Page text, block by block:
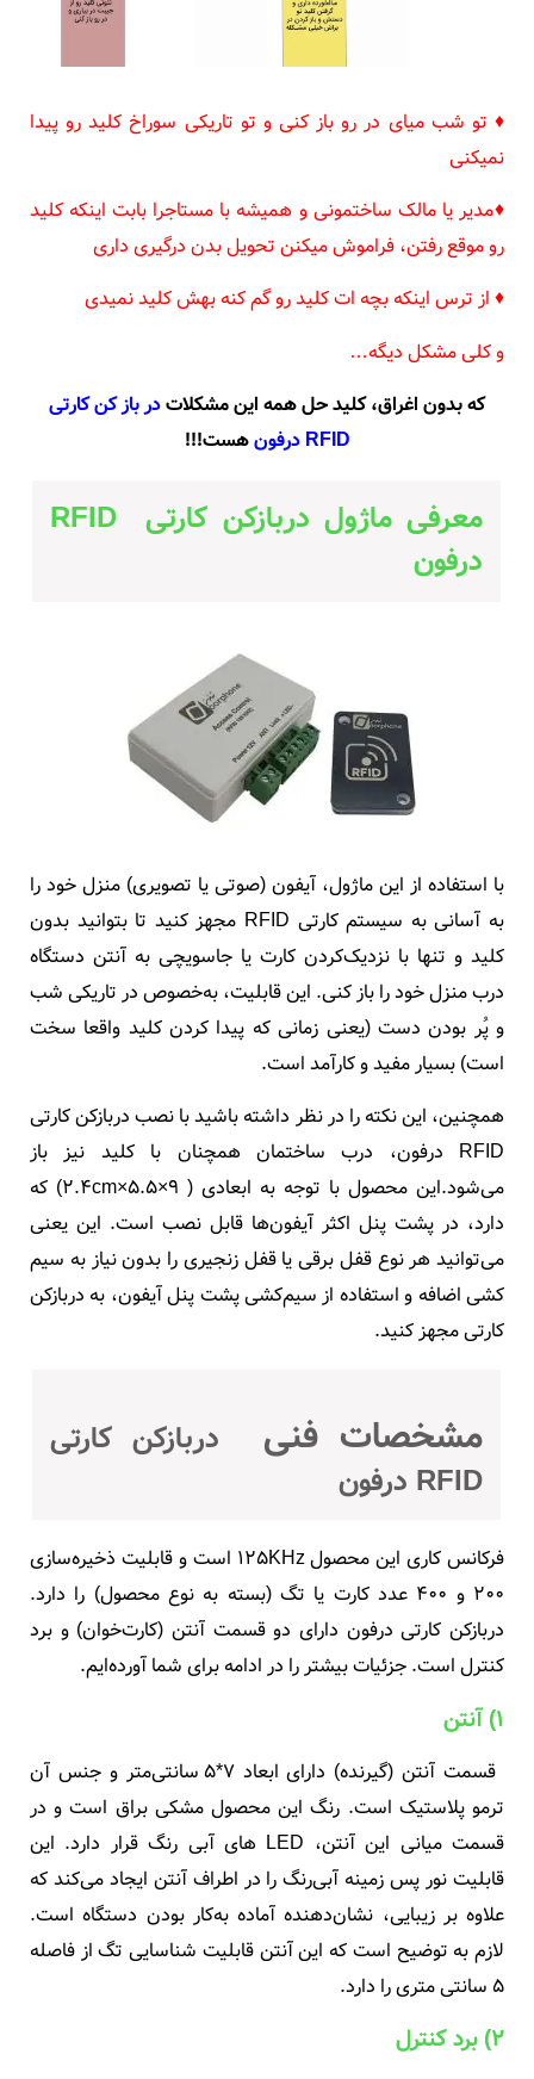
♦ تو شب میای در رو باز کنی و تو تاریکی سوراخ کلید رو پیدا
نمیکنی
♦مدیر یا مالک ساختمونی و همیشه با مستاجرا بابت اینکه کلید
رو موقع رفتن، فراموش میکنن تحویل بدن درگیری داری
♦ از ترس اینکه بچه ات کلید رو گم کنه بهش کلید نمیدی
و کلی مشکل دیگه…
که بدون اغراق، کلید حل همه این مشکلاتدر باز کن کارتی
RFID درفون
هست!!!
معرفی ماژول دربازکن کارتی RFID
درفون
با استفاده از این ماژول، آیفون (صوتی یا تصویری) منزل خود را
به آسانی به سیستم کارتی RFID مجهز کنید تا بتوانید بدون
کلید و تنها با نزدیک‌کردن کارت یا جاسویچی به آنتن دستگاه
درب منزل خود را باز کنی. این قابلیت، به‌خصوص در تاریکی شب
و پُر بودن دست (یعنی زمانی که پیدا کردن کلید واقعا سخت
است) بسیار مفید و کارآمد است.
همچنین، این نکته را در نظر داشته باشید با نصب دربازکن کارتی
RFID درفون، درب ساختمان همچنان با کلید نیز باز
می‌شود.این محصول با توجه به ابعادی ( 9×5.5×2.4cm) که
دارد، در پشت پنل اکثر آیفون‌ها قابل نصب است. این یعنی
می‌توانید هر نوع قفل برقی یا قفل زنجیری را بدون نیاز به سیم
کشی اضافه و استفاده از سیم‌کشی پشت پنل آیفون، به دربازکن
کارتی مجهز کنید.
مشخصات فنی
دربازکن کارتی
RFID درفون
فرکانس کاری این محصول 125KHz است و قابلیت ذخیره‌سازی
200 و 400 عدد کارت یا تگ (بسته به نوع محصول) را دارد.
دربازکن کارتی درفون دارای دو قسمت آنتن (کارت‌خوان) و برد
کنترل است. جزئیات بیشتر را در ادامه برای شما آورده‌ایم.
1) آنتن
قسمت آنتن (گیرنده) دارای ابعاد 7*5 سانتی‌متر و جنس آن
ترمو پلاستیک است. رنگ این محصول مشکی براق است و در
قسمت میانی این آنتن، LED های آبی رنگ قرار دارد. این
قابلیت نور پس زمینه آبی‌رنگ را در اطراف آنتن ایجاد می‌کند که
علاوه بر زیبایی، نشان‌دهنده آماده به‌کار بودن دستگاه است.
لازم به توضیح است که این آنتن قابلیت شناسایی تگ از فاصله
5 سانتی متری را دارد.
2) برد کنترل